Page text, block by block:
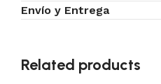
Envío y Entrega
Related products